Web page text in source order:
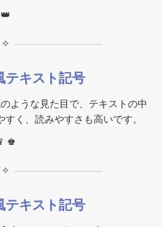
👑
✧
テキスト記号
ような見た目で、テキストの中
く、読みやすさも高いです。
♚
✧
テキスト記号